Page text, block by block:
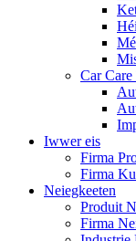
Car Care
Iwwer eis
Firma
Firma
Neiegkeeten
Produit
Firma